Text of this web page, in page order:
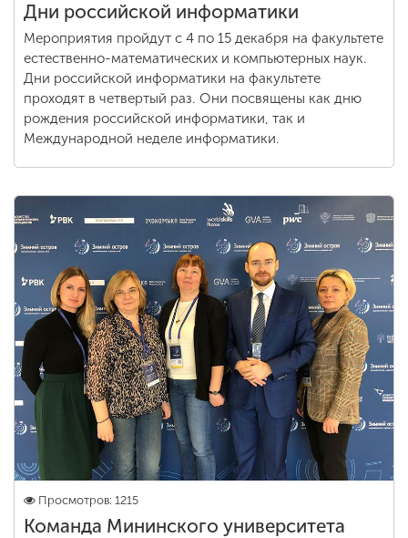
Дни российской информатики
Мероприятия пройдут с 4 по 15 декабря на факультете
естественно-математических и компьютерных наук.
Дни российской информатики на факультете
проходят в четвертый раз. Они посвящены как дню
рождения российской информатики, так и
Международной неделе информатики.
Просмотров: 1215
Команда Мининского университета